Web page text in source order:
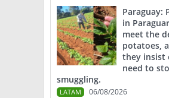
Paraguay:
in
meet the
potatoes,
they insist
need to
smuggling.
LATAM 06/08/2026